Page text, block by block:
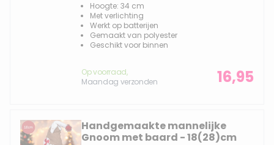
Hoogte: 34 cm
Met verlichting
Werkt op batterijen
Gemaakt van polyester
Geschikt voor binnen
Op voorraad,
Maandag verzonden
16,95
Handgemaakte mannelijke
Gnoom met baard - 18(28)cm